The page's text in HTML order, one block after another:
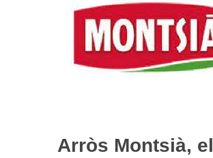
Arròs Montsià, el